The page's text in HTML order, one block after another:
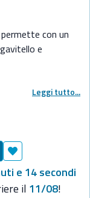
con un
e
ad altissima
110 cm,
Leggi tutto...
Aggiungi ai
e 14 secondi
il 11/08!